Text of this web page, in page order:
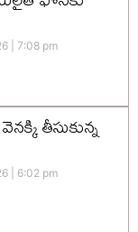
7:08 pm
తీసుకున్న
6:02 pm